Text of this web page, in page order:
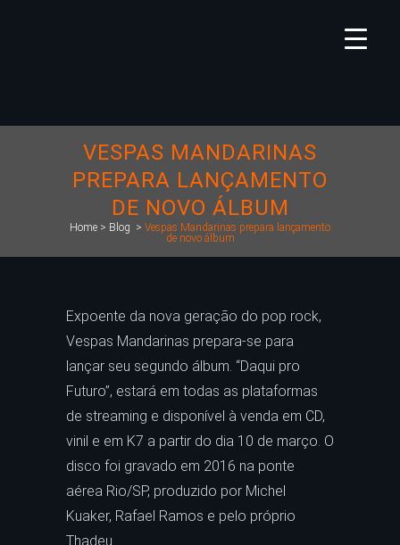
VESPAS MANDARINAS
PREPARA LANÇAMENTO
DE NOVO ÁLBUM
Home > Blog > Vespas Mandarinas prepara lançamento
de novo álbum
Expoente da nova geração do pop rock,
Vespas Mandarinas prepara-se para
lançar seu segundo álbum. “Daqui pro
Futuro”, estará em todas as plataformas
de streaming e disponível à venda em CD,
vinil e em K7 a partir do dia 10 de março. O
disco foi gravado em 2016 na ponte
aérea Rio/SP, produzido por Michel
Kuaker, Rafael Ramos e pelo próprio
Thadeu.